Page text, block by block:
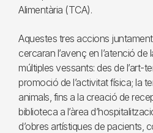
Alimentària (TCA).
Aquestes tres accions
cercaran l’avenç en l’atenció de
múltiples vessants: des de l’art-
promoció de l’activitat física; la
animals, fins a la creació de
biblioteca a l’àrea
d’obres artístiques de pacients,